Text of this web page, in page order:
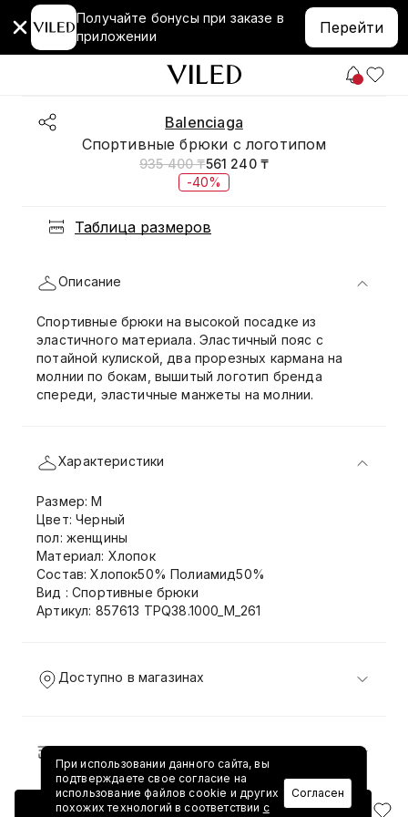
Получайте бонусы при заказе в
приложении
Перейти
Balenciaga
Спортивные брюки с логотипом
935 400 ₸561 240 ₸
-40%
Таблица размеров
Добавить в корзину
Описание
Спортивные брюки на высокой посадке из
эластичного материала. Эластичный пояс с
потайной кулиской, два прорезных кармана на
молнии по бокам, вышитый логотип бренда
спереди, эластичные манжеты на молнии.
Характеристики
Размер: M
Цвет: Черный
пол: женщины
Материал: Хлопок
Состав: Хлопок50% Полиамид50%
Вид : Спортивные брюки
Артикул: 857613 TPQ38.1000_M_261
Доступно в магазинах
Доставка и возврат
При использовании данного сайта, вы
подтверждаете свое согласие на
использование файлов cookie и других
похожих технологий в соответствии с
Согласен